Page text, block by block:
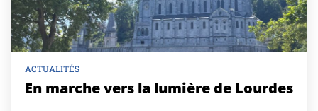
ACTUALITÉS
En marche vers la lumière de Lourdes